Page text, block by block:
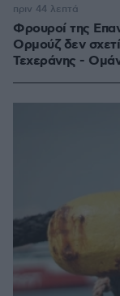
Φρουροί της
Ορμούζ δεν
Τεχεράνης -
πριν 44 λεπτά